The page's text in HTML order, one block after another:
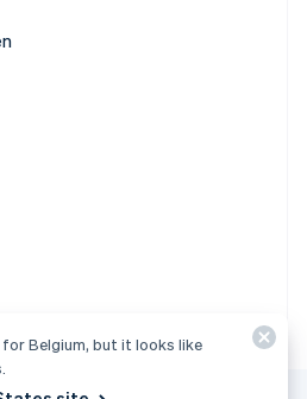
for Belgium, but it looks like